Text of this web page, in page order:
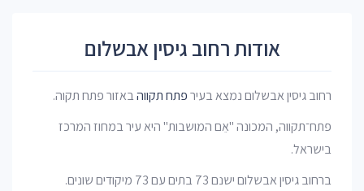
אודות רחוב גיסין אבשלום
רחוב גיסין אבשלום נמצא בעירפתח תקווהבאזור פתח תקוה.
פתח־תקווה, המכונה "אֵם המושבות" היא עיר במחוז המרכז
בישראל.
ברחוב גיסין אבשלום ישנם 73 בתים עם 73 מיקודים שונים.